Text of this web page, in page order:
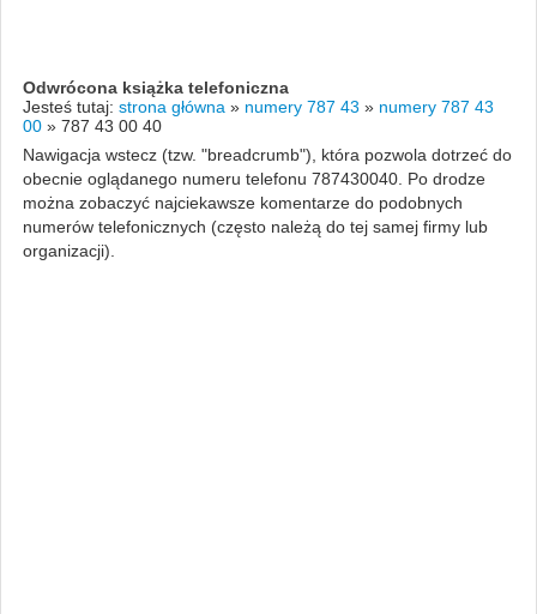
Odwrócona książka telefoniczna
Jesteś tutaj: strona główna » numery 787 43 » numery 787 43
00 » 787 43 00 40
Nawigacja wstecz (tzw. "breadcrumb"), która pozwola dotrzeć do
obecnie oglądanego numeru telefonu 787430040. Po drodze
można zobaczyć najciekawsze komentarze do podobnych
numerów telefonicznych (często należą do tej samej firmy lub
organizacji).